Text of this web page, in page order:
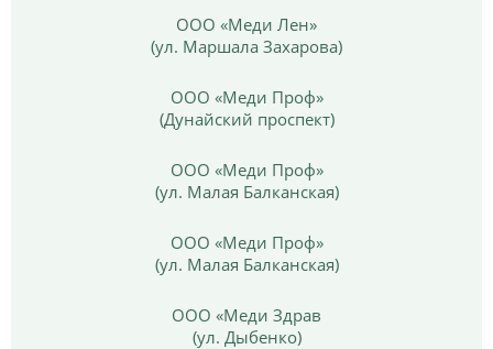
ООО «Меди Лен»
(ул. Маршала Захарова)
ООО «Меди Проф»
(Дунайский проспект)
ООО «Меди Проф»
(ул. Малая Балканская)
ООО «Меди Проф»
(ул. Малая Балканская)
ООО «Меди Здрав
(ул. Дыбенко)